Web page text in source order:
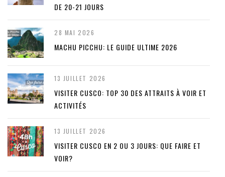
DE 20-21 JOURS
28 MAI 2026
MACHU PICCHU: LE GUIDE ULTIME 2026
13 JUILLET 2026
VISITER CUSCO: TOP 30 DES ATTRAITS À VOIR ET
ACTIVITÉS
13 JUILLET 2026
VISITER CUSCO EN 2 OU 3 JOURS: QUE FAIRE ET
VOIR?